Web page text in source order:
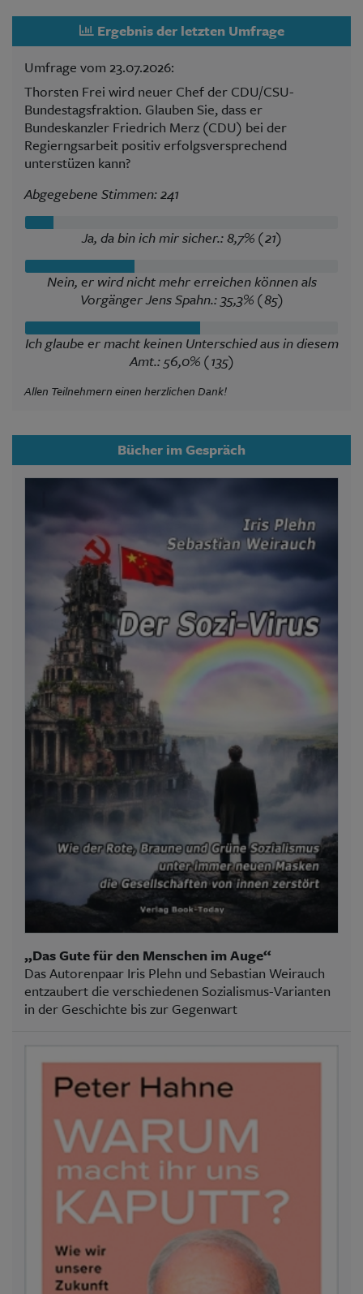
Ergebnis der letzten Umfrage
Umfrage vom 23.07.2026:
Thorsten Frei wird neuer Chef der CDU/CSU-
Bundestagsfraktion. Glauben Sie, dass er
Bundeskanzler Friedrich Merz (CDU) bei der
Regierngsarbeit positiv erfolgsversprechend
unterstüzen kann?
Abgegebene Stimmen: 241
Ja, da bin ich mir sicher.: 8,7% (21)
Nein, er wird nicht mehr erreichen können als
Vorgänger Jens Spahn.: 35,3% (85)
Ich glaube er macht keinen Unterschied aus in diesem
Amt.: 56,0% (135)
Allen Teilnehmern einen herzlichen Dank!
Bücher im Gespräch
„Das Gute für den Menschen im Auge“
Das Autorenpaar Iris Plehn und Sebastian Weirauch
entzaubert die verschiedenen Sozialismus-Varianten
in der Geschichte bis zur Gegenwart